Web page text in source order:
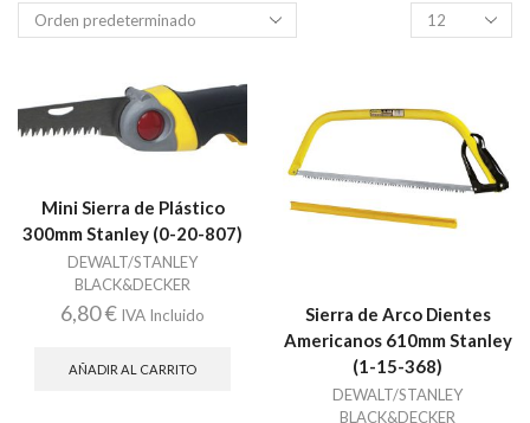
Productos
por
Mini Sierra de Plástico
300mm Stanley (0-20-807)
DEWALT/STANLEY
BLACK&DECKER
6,80€ IVA Incluido
AÑADIR AL CARRITO
Sierra de Arco Dientes
Americanos 610mm Stanley
(1-15-368)
DEWALT/STANLEY
BLACK&DECKER